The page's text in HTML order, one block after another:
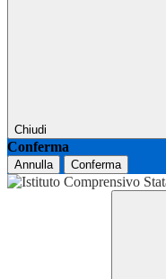
Chiudi
Conferma
Annulla Conferma